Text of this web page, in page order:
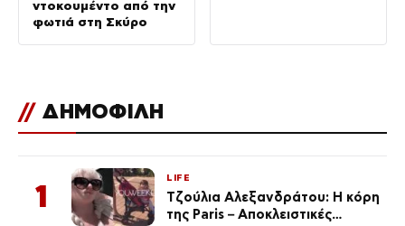
ντοκουμέντο από την
φωτιά στη Σκύρο
// ΔΗΜΟΦΙΛΗ
1
LIFE
Τζούλια Αλεξανδράτου: Η κόρη
της Paris – Αποκλειστικές